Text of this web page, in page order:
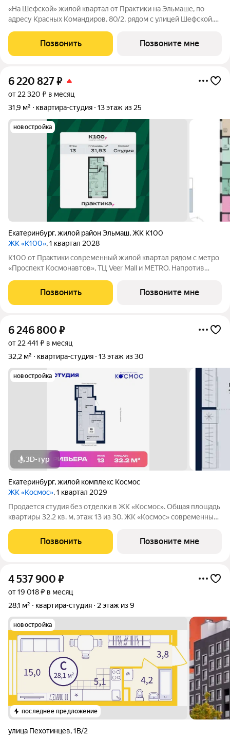
«На Шефской» жилой квартал от Практики на Эльмаше, по
адресу Красных Командиров, 80/2, рядом с улицей Шефской.
логистики: рядом школы №138 и №95, детский сад №440,
центры дополнительного
Позвонить Позвоните мне
6 220 827₽
от 22 320 ₽ в месяц
31,9 м²
квартира-студия 13 этаж из 25
новостройка
Екатеринбург,жилой район Эльмаш,ЖК К100
ЖК «К100», 1 квартал 2028
К100 от Практики современный жилой квартал рядом с метро
«Проспект Космонавтов», ТЦ Veer Mall и METRO. Напротив
«Пышминские озерки». Проект соединяет динамику городской
жизни с приватной и
Позвонить Позвоните мне
6 246 800 ₽
от 22 441 ₽ в месяц
32,2 м²
квартира-студия 13 этаж из 30
новостройка
3D-тур
Екатеринбург,жилой комплекс Космос
ЖК «Космос», 1 квартал 2029
Продается студия без отделки в ЖК «Космос». Общая площадь
квартиры 32.2 кв. м, этаж 13 из 30. ЖК «Космос» современный
Проект объединяет восемь домов с выразительной
архитектурой и
Позвонить Позвоните мне
4 537 900 ₽
от 19 018 ₽ в месяц
28,1 м²
квартира-студия 2 этаж из 9
новостройка
последнее предложение
улица Пехотинцев,1В/2